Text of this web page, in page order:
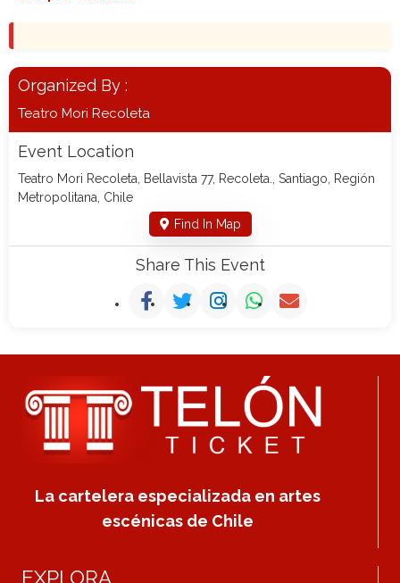
Organized By :
Teatro Mori Recoleta
Event Location
Teatro Mori Recoleta, Bellavista 77, Recoleta., Santiago, Región
Metropolitana, Chile
Find In Map
Share This Event
La cartelera especializada en artes
escénicas de Chile
EXPLORA